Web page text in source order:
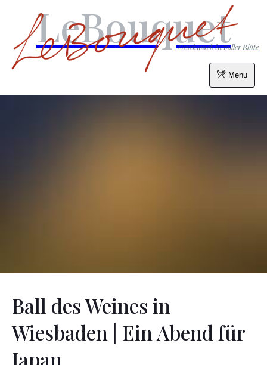
Menu
LeBouquet
Geschmack in voller Blüte
Ball des Weines in
Wiesbaden | Ein Abend für
Japan